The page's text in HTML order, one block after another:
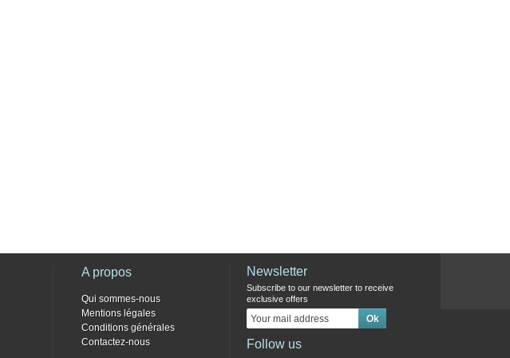
A propos
Qui sommes-nous
Mentions légales
Conditions générales
Contactez-nous
Newsletter
Subscribe to our newsletter to receive
exclusive offers
Follow us